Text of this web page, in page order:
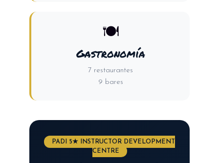
🍽️
Gastronomía
7 restaurantes
9 bares
PADI 5★ INSTRUCTOR DEVELOPMENT
CENTRE